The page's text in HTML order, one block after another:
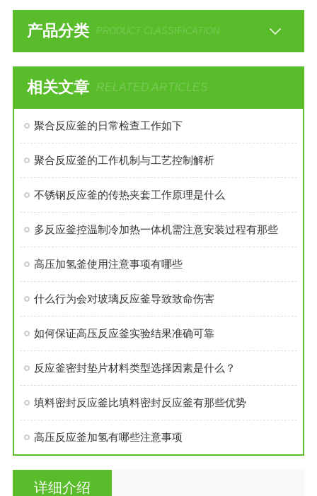
产品分类 PRODUCT CLASSIFICATION
相关文章 RELATED ARTICLES
聚合反应釜的日常检查工作如下
聚合反应釜的工作机制与工艺控制解析
不锈钢反应釜的传热夹套工作原理是什么
多反应釜控温制冷加热一体机需注意安装过程有那些
高压加氢釜使用注意事项有哪些
什么行为会对玻璃反应釜导致致命伤害
如何保证高压反应釜实验结果准确可靠
反应釜密封垫片材料类型选择因素是什么？
填料密封反应釜比填料密封反应釜有那些优势
高压反应釜加氢有哪些注意事项
详细介绍